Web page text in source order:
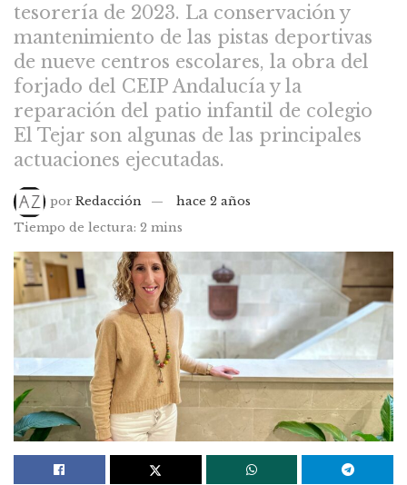
tesorería de 2023. La conservación y
mantenimiento de las pistas deportivas
de nueve centros escolares, la obra del
forjado del CEIP Andalucía y la
reparación del patio infantil de colegio
El Tejar son algunas de las principales
actuaciones ejecutadas.
por Redacción
hace 2 años
Tiempo de lectura: 2 mins